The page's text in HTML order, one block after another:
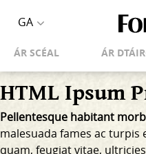
GA
language
selector
ÁR SCÉAL ÁR
HTML Ipsum
Pellentesque habitant
malesuada fames ac
quam, feugiat vitae,